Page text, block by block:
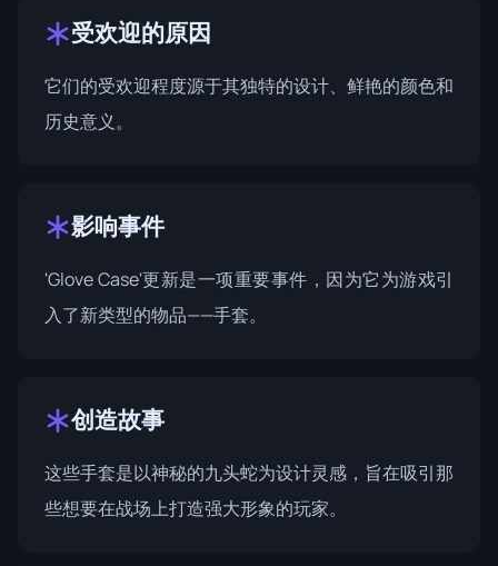
受欢迎的原因
它们的受欢迎程度源于其独特的设计、鲜艳的颜色和
历史意义。
影响事件
'Glove Case'更新是一项重要事件，因为它为游戏引
入了新类型的物品——手套。
创造故事
这些手套是以神秘的九头蛇为设计灵感，旨在吸引那
些想要在战场上打造强大形象的玩家。